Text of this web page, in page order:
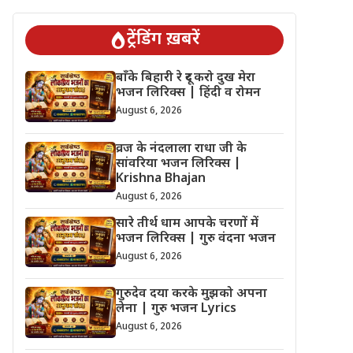
ट्रेंडिंग ख़बरें
बाँके बिहारी रे दूर करो दुख मेरा
भजन लिरिक्स | हिंदी व रोमन
August 6, 2026
व्रज के नंदलाला राधा जी के
सांवरिया भजन लिरिक्स |
Krishna Bhajan
August 6, 2026
सारे तीर्थ धाम आपके चरणों में
भजन लिरिक्स | गुरु वंदना भजन
August 6, 2026
गुरुदेव दया करके मुझको अपना
लेना | गुरु भजन Lyrics
August 6, 2026